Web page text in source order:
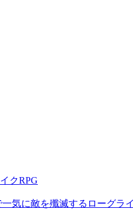
クRPG
気に敵を殲滅するローグラ